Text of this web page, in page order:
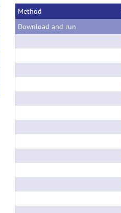
Method
Download and run